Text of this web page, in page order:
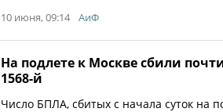
10 июня, 09:14 АиФ
На подлете к Москве сбили
1568-й
Число БПЛА, сбитых с начала суток на